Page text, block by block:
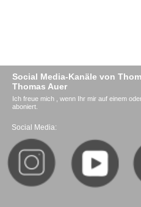
Social Media-Kanäle von
Thomas Auer
Ich freue mich , wenn Ihr mir auf einem
aboniert.
Social Media: